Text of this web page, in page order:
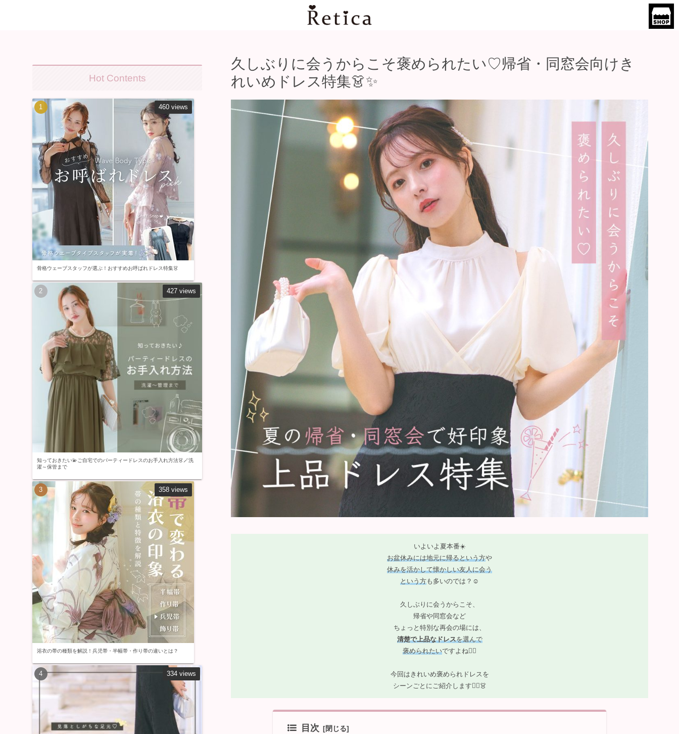
久しぶりに会うからこそ褒められたい♡帰省・同窓会向けき
れいめドレス特集👗✨
いよいよ夏本番☀️
お盆休みには地元に帰るという方や
休みを活かして懐かしい友人に会う
という方も多いのでは？☺️
久しぶりに会うからこそ、
帰省や同窓会など
ちょっと特別な再会の場には、
清楚で上品なドレスを選んで
褒められたいですよね🙂‍↕️
今回はきれいめ褒められドレスを
シーンごとにご紹介します💁‍♀️👗
目次
Hot Contents
骨格ウェーブスタッフが選ぶ！おすすめお呼ばれドレス特集👗
460 views
知っておきたい💫ご自宅でのパーティードレスのお手入れ方法👗🪄洗
濯～保管まで
427 views
浴衣の帯の種類を解説！兵児帯・半幅帯・作り帯の違いとは？
358 views
334 views